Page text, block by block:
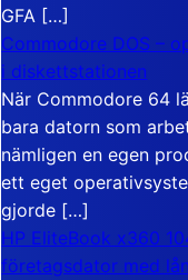
GFA […]
Commodore DOS –
i diskettstationen
När Commodore 64
bara datorn som
nämligen en egen
ett eget
gjorde […]
HP EliteBook x360
företagsdator med